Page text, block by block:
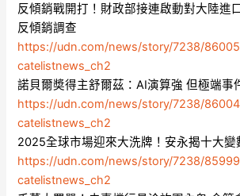
反傾銷戰開打！財政部接連啟動對大陸進
反傾銷調查
https://udn.com/news/story/7238/
catelistnews_ch2
諾貝爾奬得主舒爾茲：AI演算強 但極端事
https://udn.com/news/story/7238/
catelistnews_ch2
2025全球市場迎來大洗牌！安永揭十大變
https://udn.com/news/story/7238/
catelistnews_ch2